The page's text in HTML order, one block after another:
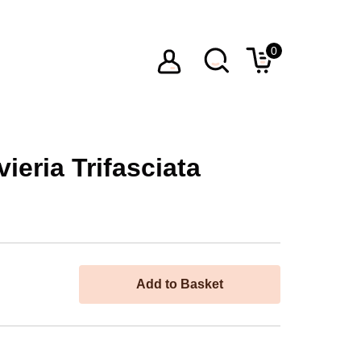
0
Trifasciata
Add to Basket